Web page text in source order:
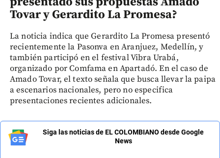
Tovar y Gerardito La Promesa?
La noticia indica que Gerardito La Promesa presentó
recientemente la Pasonva en Aranjuez, Medellín, y
también participó en el festival Vibra Urabá,
organizado por Comfama en Apartadó. En el caso de
Amado Tovar, el texto señala que busca llevar la paipa
a escenarios nacionales, pero no especifica
presentaciones recientes adicionales.
Siga las noticias de EL COLOMBIANO desde Google
News